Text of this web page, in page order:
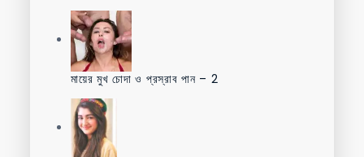
মায়ের মুখ চোদা ও প্রস্রাব পান – 2